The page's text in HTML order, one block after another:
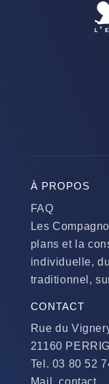
À PROPOS
FAQ
Les
plans et la
individuelle,
traditionnel,
CONTACT
Rue du
21160
Tel. 03 80 52